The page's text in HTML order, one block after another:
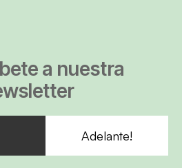
a nuestra
Adelante!